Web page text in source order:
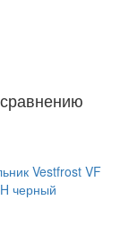
Vestfrost VF
черный